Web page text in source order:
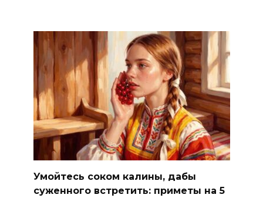
Умойтесь соком калины, дабы
суженного встретить: приметы на 5